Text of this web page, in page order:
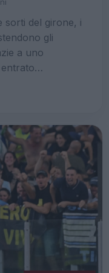
sorti del girone, i
gli
a uno
entrato…